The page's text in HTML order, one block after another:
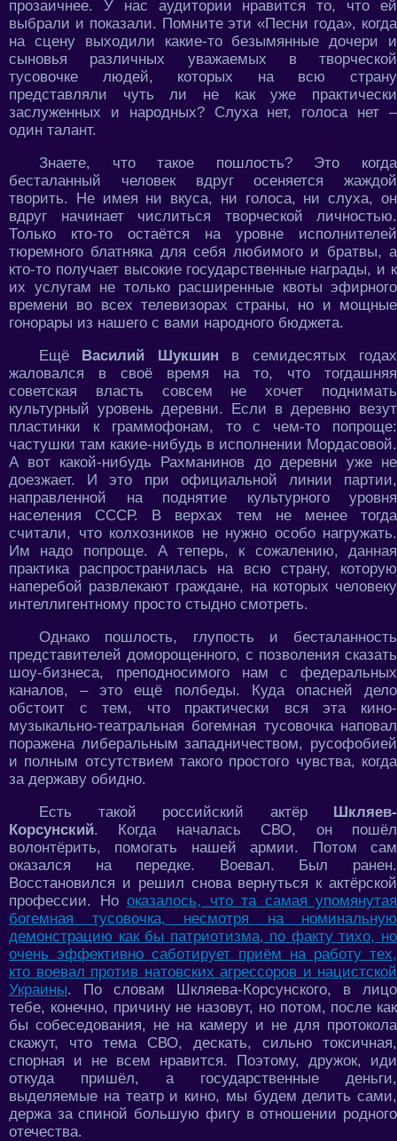
прозаичнее. У нас аудитории нравится то, что ей
выбрали и показали. Помните эти «Песни года», когда
на сцену выходили какие-то безымянные дочери и
сыновья различных уважаемых в творческой
тусовочке людей, которых на всю страну
представляли чуть ли не как уже практически
заслуженных и народных? Слуха нет, голоса нет –
один талант.
Знаете, что такое пошлость? Это когда
бесталанный человек вдруг осеняется жаждой
творить. Не имея ни вкуса, ни голоса, ни слуха, он
вдруг начинает числиться творческой личностью.
Только кто-то остаётся на уровне исполнителей
тюремного блатняка для себя любимого и братвы, а
кто-то получает высокие государственные награды, и к
их услугам не только расширенные квоты эфирного
времени во всех телевизорах страны, но и мощные
гонорары из нашего с вами народного бюджета.
Ещё Василий Шукшин в семидесятых годах
жаловался в своё время на то, что тогдашняя
советская власть совсем не хочет поднимать
культурный уровень деревни. Если в деревню везут
пластинки к граммофонам, то с чем-то попроще:
частушки там какие-нибудь в исполнении Мордасовой.
А вот какой-нибудь Рахманинов до деревни уже не
доезжает. И это при официальной линии партии,
направленной на поднятие культурного уровня
населения СССР. В верхах тем не менее тогда
считали, что колхозников не нужно особо нагружать.
Им надо попроще. А теперь, к сожалению, данная
практика распространилась на всю страну, которую
наперебой развлекают граждане, на которых человеку
интеллигентному просто стыдно смотреть.
Однако пошлость, глупость и бесталанность
представителей доморощенного, с позволения сказать
шоу-бизнеса, преподносимого нам с федеральных
каналов, – это ещё полбеды. Куда опасней дело
обстоит с тем, что практически вся эта кино-
музыкально-театральная богемная тусовочка наповал
поражена либеральным западничеством, русофобией
и полным отсутствием такого простого чувства, когда
за державу обидно.
Есть такой российский актёр Шкляев-
Корсунский. Когда началась СВО, он пошёл
волонтёрить, помогать нашей армии. Потом сам
оказался на передке. Воевал. Был ранен.
Восстановился и решил снова вернуться к актёрской
профессии. Но оказалось, что та самая упомянутая
богемная тусовочка, несмотря на номинальную
демонстрацию как бы патриотизма, по факту тихо, но
очень эффективно саботирует приём на работу тех,
кто воевал против натовских агрессоров и нацистской
Украины. По словам Шкляева-Корсунского, в лицо
тебе, конечно, причину не назовут, но потом, после как
бы собеседования, не на камеру и не для протокола
скажут, что тема СВО, дескать, сильно токсичная,
спорная и не всем нравится. Поэтому, дружок, иди
откуда пришёл, а государственные деньги,
выделяемые на театр и кино, мы будем делить сами,
держа за спиной большую фигу в отношении родного
отечества.